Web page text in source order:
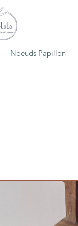
Noeuds Papillon